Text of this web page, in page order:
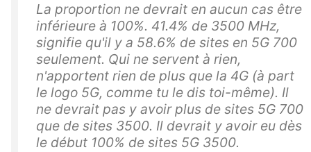
La proportion ne devrait en aucun cas être
inférieure à 100%. 41.4% de 3500 MHz,
signifie qu'il y a 58.6% de sites en 5G 700
seulement. Qui ne servent à rien,
n'apportent rien de plus que la 4G (à part
le logo 5G, comme tu le dis toi-même). Il
ne devrait pas y avoir plus de sites 5G 700
que de sites 3500. Il devrait y avoir eu dès
le début 100% de sites 5G 3500.